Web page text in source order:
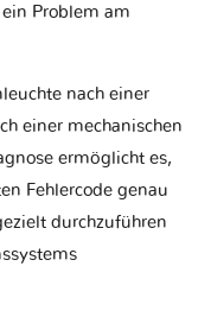
Problem am
nach einer
einer mechanischen
ermöglicht es,
Fehlercode genau
durchzuführen